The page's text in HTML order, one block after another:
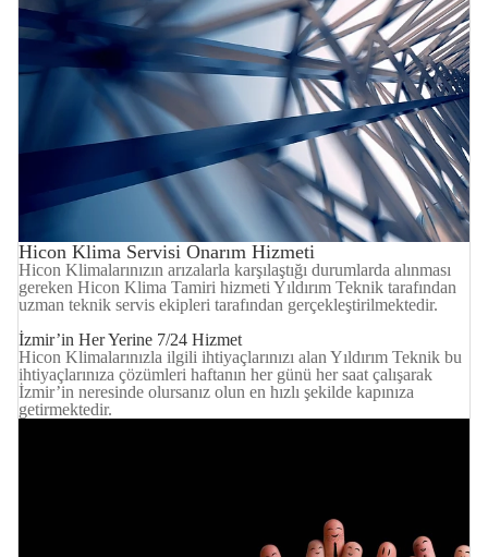
Hicon Klima Servisi Onarım Hizmeti
Hicon Klimalarınızın arızalarla karşılaştığı durumlarda alınması
gereken Hicon Klima Tamiri hizmeti Yıldırım Teknik tarafından
uzman teknik servis ekipleri tarafından gerçekleştirilmektedir.
İzmir’in Her Yerine 7/24 Hizmet
Hicon Klimalarınızla ilgili ihtiyaçlarınızı alan Yıldırım Teknik bu
ihtiyaçlarınıza çözümleri haftanın her günü her saat çalışarak
İzmir’in neresinde olursanız olun en hızlı şekilde kapınıza
getirmektedir.